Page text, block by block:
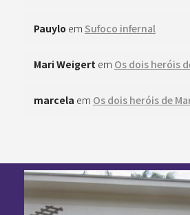
Pauylo em Sufoco infernal
Mari Weigert em Os dois heróis
marcela em Os dois heróis de